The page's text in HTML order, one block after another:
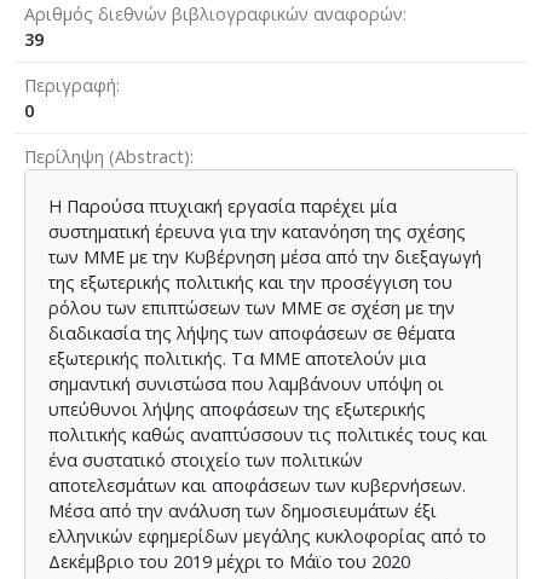
Αριθμός διεθνών βιβλιογραφικών αναφορών
39
Περιγραφή
0
Περίληψη (Abstract)
Η Παρούσα πτυχιακή εργασία παρέχει μία
συστηματική έρευνα για την κατανόηση της σχέσης
των ΜΜΕ με την Κυβέρνηση μέσα από την διεξαγωγή
της εξωτερικής πολιτικής και την προσέγγιση του
ρόλου των επιπτώσεων των ΜΜΕ σε σχέση με την
διαδικασία της λήψης των αποφάσεων σε θέματα
εξωτερικής πολιτικής. Τα ΜΜΕ αποτελούν μια
σημαντική συνιστώσα που λαμβάνουν υπόψη οι
υπεύθυνοι λήψης αποφάσεων της εξωτερικής
πολιτικής καθώς αναπτύσσουν τις πολιτικές τους και
ένα συστατικό στοιχείο των πολιτικών
αποτελεσμάτων και αποφάσεων των κυβερνήσεων.
Μέσα από την ανάλυση των δημοσιευμάτων έξι
ελληνικών εφημερίδων μεγάλης κυκλοφορίας από το
Δεκέμβριο του 2019 μέχρι το Μάϊο του 2020